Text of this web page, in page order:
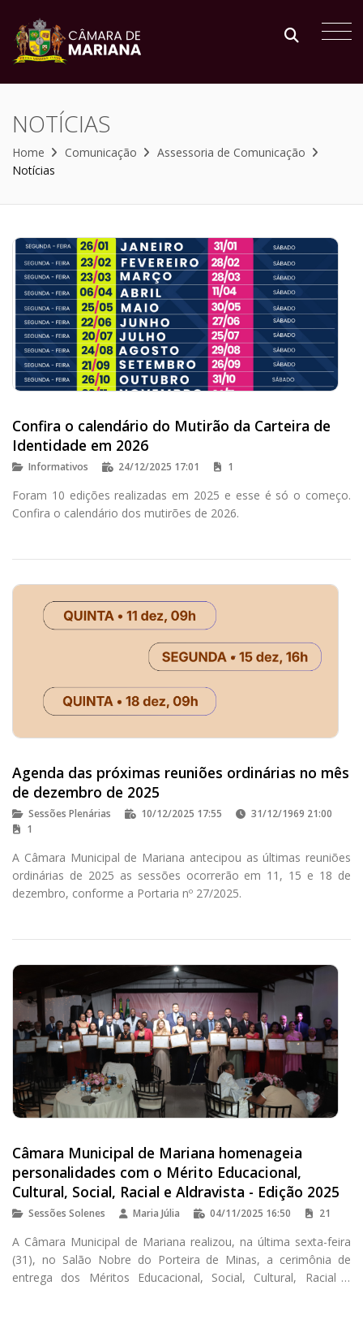
NOTÍCIAS
Home Comunicação
Assessoria de Comunicação
Notícias
Confira o calendário do Mutirão da Carteira de
Identidade em 2026
Informativos 24/12/2025 17:01 1
Foram 10 edições realizadas em 2025 e esse é só o começo.
Confira o calendário dos mutirões de 2026.
Agenda das próximas reuniões ordinárias no mês
de dezembro de 2025
Sessões Plenárias 10/12/2025 17:55
31/12/1969 21:00
1
A Câmara Municipal de Mariana antecipou as últimas reuniões
ordinárias de 2025 as sessões ocorrerão em 11, 15 e 18 de
dezembro, conforme a Portaria nº 27/2025.
Câmara Municipal de Mariana homenageia
personalidades com o Mérito Educacional,
Cultural, Social, Racial e Aldravista - Edição 2025
Sessões Solenes Maria Júlia 04/11/2025 16:50 21
A Câmara Municipal de Mariana realizou, na última sexta-feira
(31), no Salão Nobre do Porteira de Minas, a cerimônia de
entrega dos Méritos Educacional, Social, Cultural, Racial e